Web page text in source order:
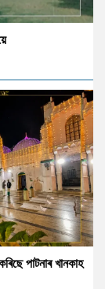
পাটনাৰ খানকাহ